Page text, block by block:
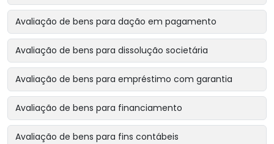
Avaliação de bens para dação em pagamento
Avaliação de bens para dissolução societária
Avaliação de bens para empréstimo com garantia
Avaliação de bens para financiamento
Avaliação de bens para fins contábeis